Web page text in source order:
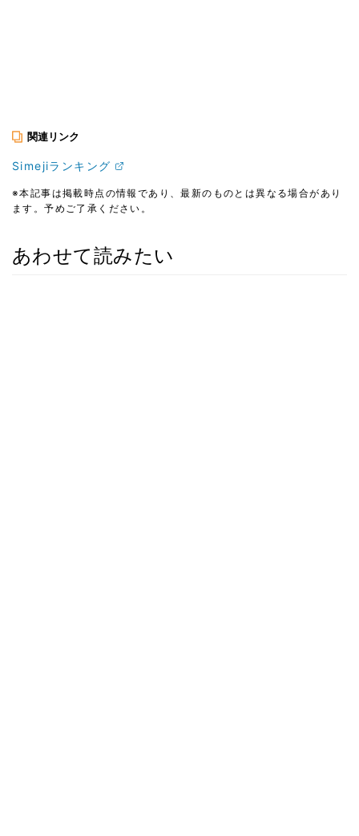
関連リンク
Simejiランキング
※本記事は掲載時点の情報であり、最新のものとは異なる場合があり
ます。予めご了承ください。
あわせて読みたい